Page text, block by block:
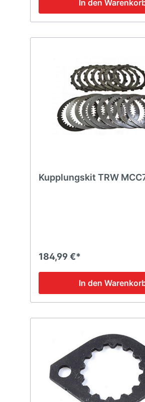
In den
Kupplungskit TRW
184,99 €*
In den